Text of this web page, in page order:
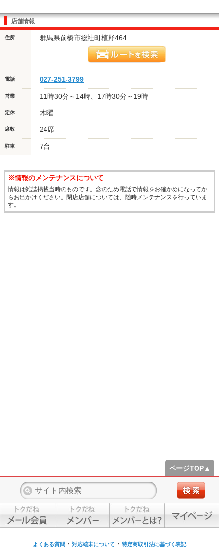
店舗情報
住所 群馬県前橋市総社町植野464
電話 027-251-3799
営業 11時30分～14時、17時30分～19時
定休 木曜
席数 24席
駐車 7台
※情報のメンテナンスについて
情報は雑誌掲載当時のものです。念のため電話で情報をお確かめになってか
らお出かけください。閉店店舗については、随時メンテナンスを行っていま
す。
ページTOP▲
よくある質問 ・ 対応端末について ・ 特定商取引法に基づく表記